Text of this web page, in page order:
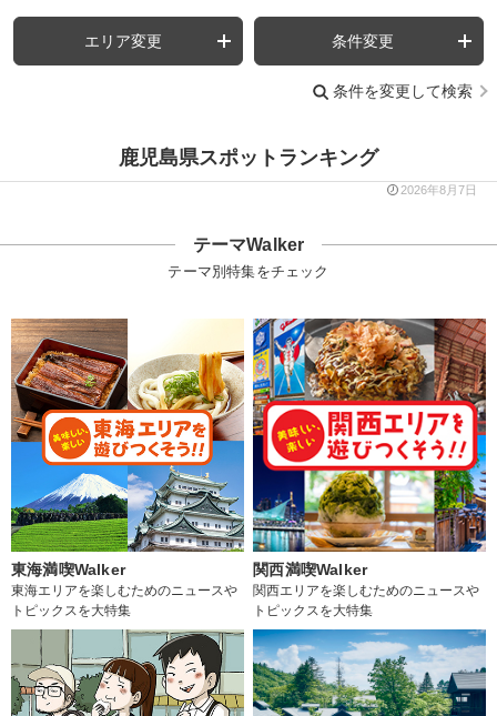
エリア変更 条件変更
条件を変更して検索
鹿児島県スポットランキング
2026年8月7日
テーマWalker
テーマ別特集をチェック
東海満喫Walker
東海エリアを楽しむためのニュースや
トピックスを大特集
関西満喫Walker
関西エリアを楽しむためのニュースや
トピックスを大特集